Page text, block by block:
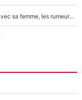
F1 : Charles Leclerc surpris par les paparazzis avec sa femme, les rumeurs étaient vraies !